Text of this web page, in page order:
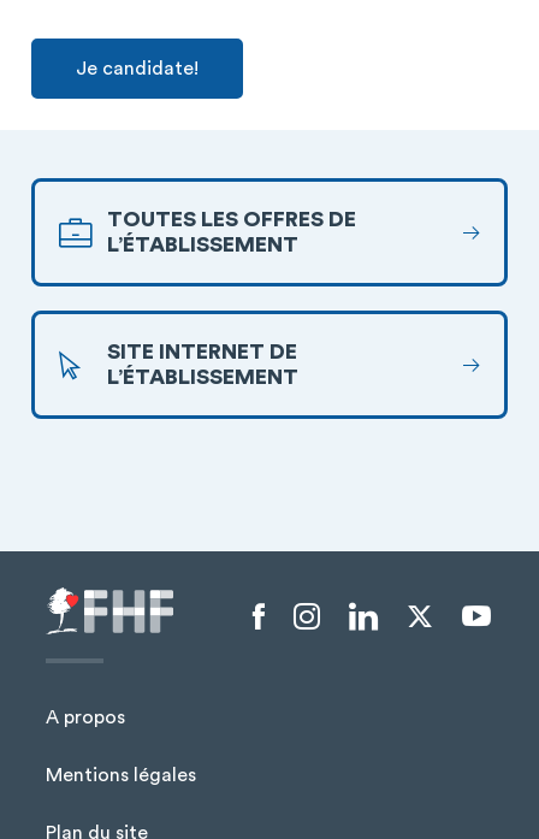
Je candidate!
TOUTES LES OFFRES DE
L’ÉTABLISSEMENT
SITE INTERNET DE
L’ÉTABLISSEMENT
A propos
Mentions légales
Plan du site
Menu liens sociaux